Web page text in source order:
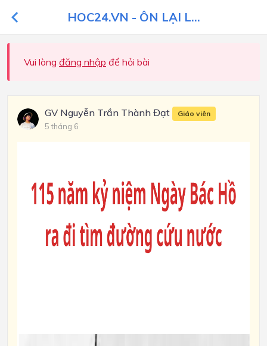
HOC24.VN - ÔN LẠI L...
Vui lòng đăng nhập để hỏi bài
GV Nguyễn Trần Thành Đạt Giáo viên
5 tháng 6